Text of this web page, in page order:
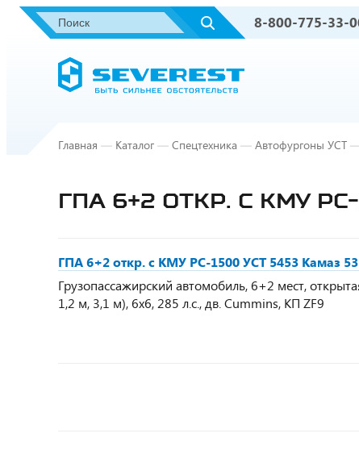
8-800-775-33-
Главная — Каталог — Спецтехника — Автофургоны УСТ
ГПА 6+2 ОТКР. С КМУ
ГПА 6+2 откр. с КМУ РС-1500 УСТ 5453 Камаз
Грузопассажирский автомобиль, 6+2 мест,
1,2 м, 3,1 м), 6х6, 285 л.с., дв. Cummins, КП ZF9